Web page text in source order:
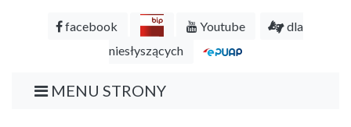
facebook Youtube
dla
niesłyszących
MENU STRONY